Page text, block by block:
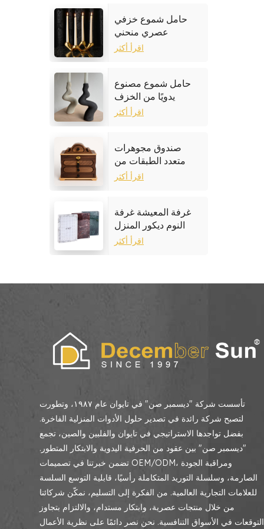
حامل شموع خزفي
عصري منحني
اقرأ أكثر
حامل شموع مصنوع
يدويًا من الخزف
الحجري
اقرأ أكثر
صندوق مجوهرات
متعدد الطبقات من
خشب الجوز
اقرأ أكثر
غرفة المعيشة غرفة
النوم ديكور المنزل
إطار الصورة الرخام
اقرأ أكثر
تأسست شركة "ديسمبر صن" في تايوان عام ١٩٨٧، وتطورت
لتصبح شركة رائدة في تصدير حلول الأدوات المنزلية الفاخرة.
بفضل تواجدها الاستراتيجي في تايوان والفلبين والصين، تجمع
"ديسمبر صن" بين عقود من الحرفية اليدوية والابتكار المتطور.
تضمن خبرتنا في تصميمات OEM/ODM، ومراقبة الجودة
الصارمة، وسلسلة التوريد المتكاملة رأسيًا، قابلية التوسع السلسة
للعلامات التجارية العالمية. من الفكرة إلى التسليم، نمكّن شركائنا
من خلال منتجات عصرية، وابتكار مستدام، والالتزام بتجاوز
التوقعات في الأسواق التنافسية. نحن نصر دائمًا على نظرية الأعمال